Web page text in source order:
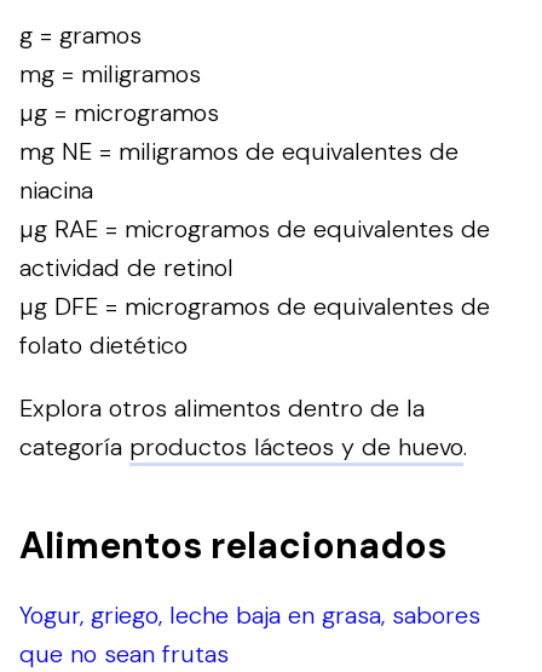
g = gramos
mg = miligramos
µg = microgramos
mg NE = miligramos de equivalentes de
niacina
µg RAE = microgramos de equivalentes de
actividad de retinol
µg DFE = microgramos de equivalentes de
folato dietético
Explora otros alimentos dentro de la
categoría productos lácteos y de huevo.
Alimentos relacionados
Yogur, griego, leche baja en grasa, sabores
que no sean frutas